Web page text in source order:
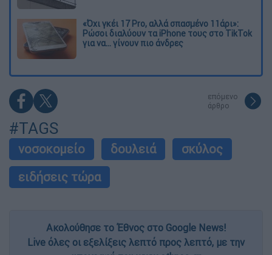
«Όχι γκέι 17 Pro, αλλά σπασμένο 11άρι»:
Ρώσοι διαλύουν τα iPhone τους στο TikTok
για να... γίνουν πιο άνδρες
επόμενο
άρθρο
#TAGS
νοσοκομείο δουλειά
σκύλος
ειδήσεις τώρα
Ακολούθησε το Έθνος στο Google News!
Live όλες οι εξελίξεις λεπτό προς λεπτό, με την